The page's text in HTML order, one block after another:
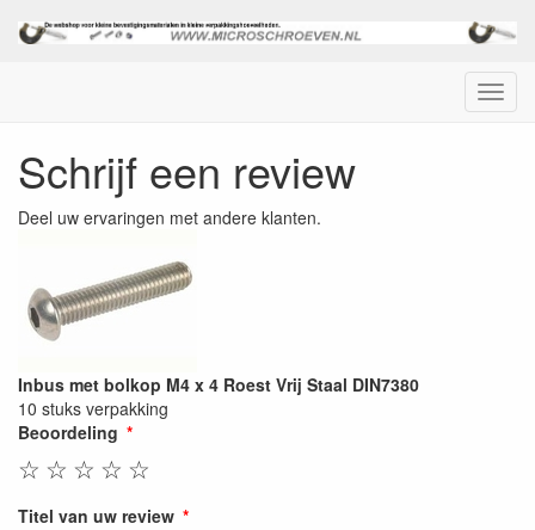
Menu
Schrijf een review
Deel uw ervaringen met andere klanten.
Inbus met bolkop M4 x 4 Roest Vrij Staal DIN7380
10 stuks verpakking
Beoordeling
☆
☆
☆
☆
☆
Titel van uw review